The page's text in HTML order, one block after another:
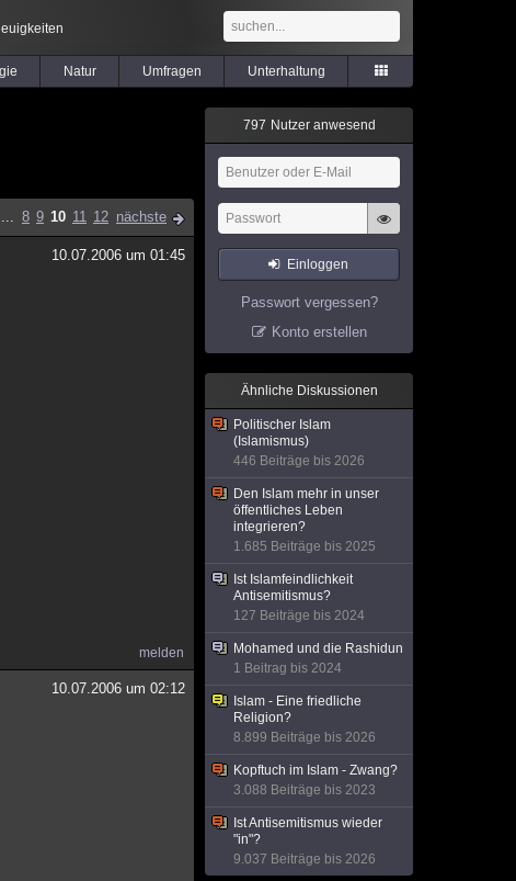
Natur Umfragen Unterhaltung
... 8 9 10 11 12 nächste
10.07.2006 um 01:45
melden
10.07.2006 um 02:12
797 Nutzer anwesend
Einloggen
Passwort vergessen?
Konto erstellen
Ähnliche Diskussionen
Politischer Islam
(Islamismus)
446 Beiträge bis 2026
Den Islam mehr in unser
öffentliches Leben
integrieren?
1.685 Beiträge bis 2025
Ist Islamfeindlichkeit
Antisemitismus?
127 Beiträge bis 2024
Mohamed und die Rashidun
1 Beitrag bis 2024
Islam - Eine friedliche
Religion?
8.899 Beiträge bis 2026
Kopftuch im Islam - Zwang?
3.088 Beiträge bis 2023
Ist Antisemitismus wieder
"in"?
9.037 Beiträge bis 2026